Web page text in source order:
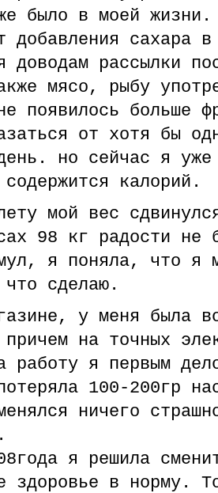
было в моей
добавления сахара
доводам рассылки
мясо, рыбу
появилось больше
от хотя бы
но сейчас я
калорий.
мой вес
98 кг радости не
я поняла, что я
сделаю.
у меня была
на точных
работу я первым
100-200гр
ничего
я решила
здоровье в норму.